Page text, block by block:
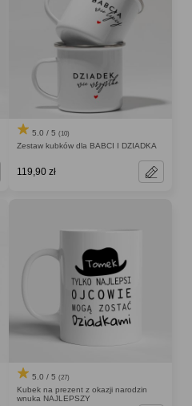
5.0 / 5 (10)
Zestaw kubków dla BABCI I DZIADKA
119,90 zł
5.0 / 5 (27)
Kubek na prezent z okazji narodzin
wnuka NAJLEPSZY